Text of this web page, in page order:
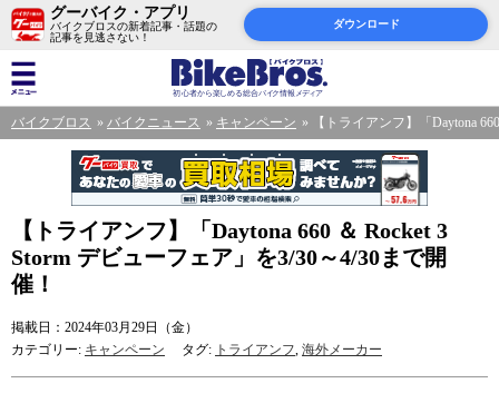
グーバイク・アプリ
バイクブロスの新着記事・話題の
記事を見逃さない！
ダウンロード
バイクブロス バイクニュース キャンペーン 【トライアンフ】「Daytona
【トライアンフ】「Daytona 660 ＆ Rocket 3
Storm デビューフェア」を3/30～4/30まで開
催！
掲載日：2024年03月29日（金）
カテゴリー: キャンペーン タグ: トライアンフ, 海外メーカー